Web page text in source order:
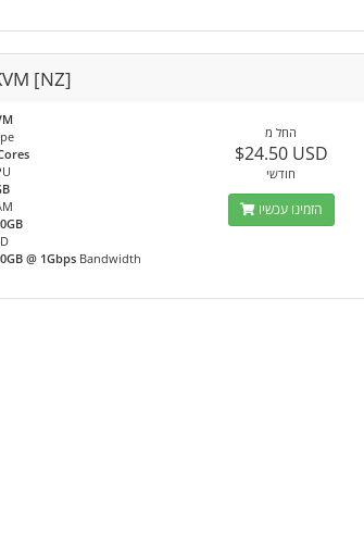
[NZ]
@ 1GbpsBandwidth
החל מ
$24.50 USD
חודשי
הזמינו עכשיו